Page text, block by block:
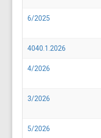
6/2025
4040.1.2026
4/2026
3/2026
5/2026